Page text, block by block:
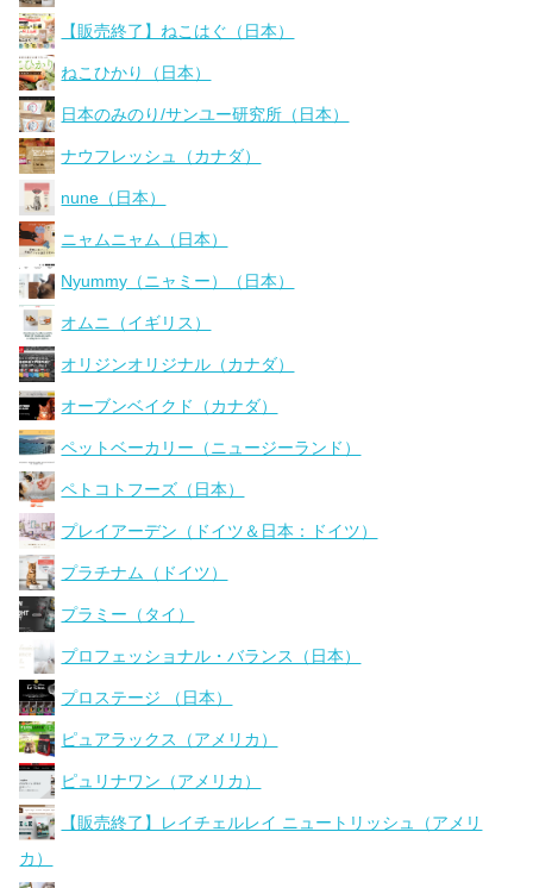
【販売終了】ねこはぐ（日本）
ねこひかり（日本）
日本のみのり/サンユー研究所（日本）
ナウフレッシュ（カナダ）
nune（日本）
ニャムニャム（日本）
Nyummy（ニャミー）（日本）
オムニ（イギリス）
オリジンオリジナル（カナダ）
オーブンベイクド（カナダ）
ペットベーカリー（ニュージーランド）
ペトコトフーズ（日本）
プレイアーデン（ドイツ＆日本：ドイツ）
プラチナム（ドイツ）
プラミー（タイ）
プロフェッショナル・バランス（日本）
プロステージ （日本）
ピュアラックス（アメリカ）
ピュリナワン（アメリカ）
【販売終了】レイチェルレイ ニュートリッシュ（アメリ
カ）